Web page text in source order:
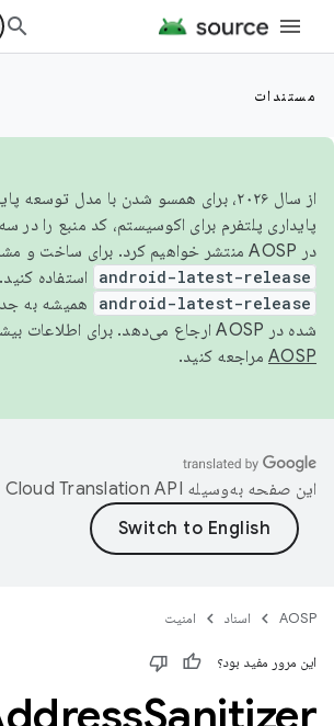
مستندات
از سال ۲۰۲۶، برای همسو شدن با مدل
پایداری پلتفرم برای اکوسیستم، کد منبع را در
در AOSP منتشر خواهیم کرد. برای ساخت و مشارکت در AOSP،
android-latest-release استفاده
android-latest-release
همیشه به
شده در AOSP ارجاع می‌دهد. برای اطلاعات بیشتر، به
AOSP مراجعه کنید.
این صفحه به‌وسیله
AOSP اسناد امنیت
این مرور مفید بود؟
Sanitizer